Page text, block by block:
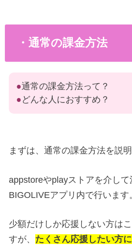
・通常の課金方法
●通常の課金方法って？
● どんな人におすすめ？
まずは、通常の課金方法を説明
appstoreやplayストアを介して
BIGOLIVEアプリ内で行います
少額だけしか応援しない方は
すが、 たくさん応援したい方